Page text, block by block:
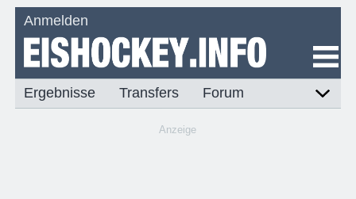
Anmelden
Ergebnisse Transfers Forum
Anzeige